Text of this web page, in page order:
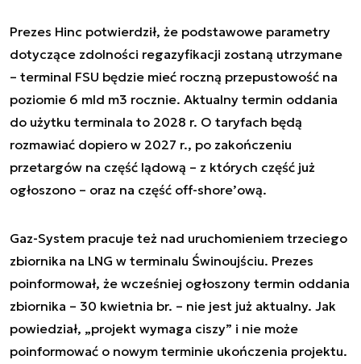
Prezes Hinc potwierdził, że podstawowe parametry
dotyczące zdolności regazyfikacji zostaną utrzymane
– terminal FSU będzie mieć roczną przepustowość na
poziomie 6 mld m3 rocznie. Aktualny termin oddania
do użytku terminala to 2028 r. O taryfach będą
rozmawiać dopiero w 2027 r., po zakończeniu
przetargów na część lądową – z których część już
ogłoszono – oraz na część off-shore’ową.
Gaz-System pracuje też nad uruchomieniem trzeciego
zbiornika na LNG w terminalu Świnoujściu. Prezes
poinformował, że wcześniej ogłoszony termin oddania
zbiornika – 30 kwietnia br. – nie jest już aktualny. Jak
powiedział, „projekt wymaga ciszy” i nie może
poinformować o nowym terminie ukończenia projektu.